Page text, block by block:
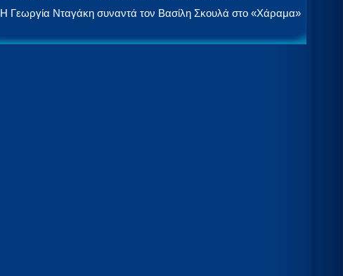
Η Γεωργία Νταγάκη συναντά τον Βασίλη Σκουλά στο «Χάραμα»